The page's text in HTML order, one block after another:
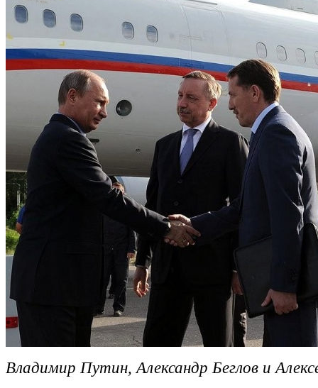
Владимир Путин, Александр Беглов и